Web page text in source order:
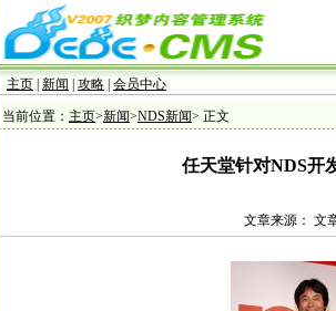
主页 新闻 攻略 会员中心
当前位置： 主页>新闻>NDS新闻> 正文
任天堂针对NDS开
文章来源： 文